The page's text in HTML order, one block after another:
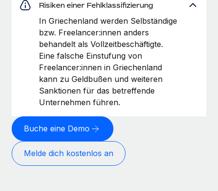
Risiken einer Fehlklassifizierung
In Griechenland werden Selbständige
bzw. Freelancer:innen anders
behandelt als Vollzeitbeschäftigte.
Eine falsche Einstufung von
Freelancer:innen in Griechenland
kann zu Geldbußen und weiteren
Sanktionen für das betreffende
Unternehmen führen.
Buche eine Demo
Melde dich kostenlos an